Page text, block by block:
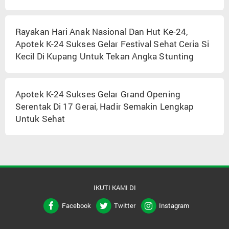
Rayakan Hari Anak Nasional Dan Hut Ke-24,
Apotek K-24 Sukses Gelar Festival Sehat Ceria Si
Kecil Di Kupang Untuk Tekan Angka Stunting
Apotek K-24 Sukses Gelar Grand Opening
Serentak Di 17 Gerai, Hadir Semakin Lengkap
Untuk Sehat
IKUTI KAMI DI
Facebook
Twitter Instagram